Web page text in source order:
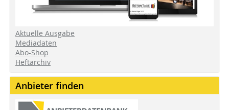
Aktuelle Ausgabe
Mediadaten
Abo-Shop
Heftarchiv
Anbieter finden